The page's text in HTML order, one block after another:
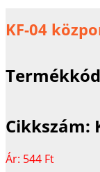
KF-04
Cikkszám:
Ár: 544 Ft